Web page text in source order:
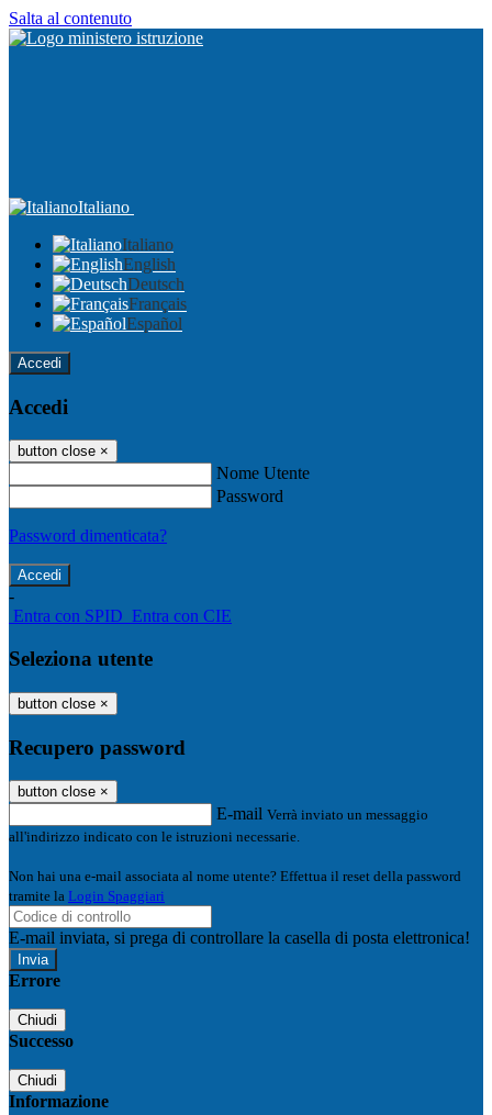
Salta al contenuto
Italiano
Italiano
English
Deutsch
Français
Español
Accedi
Accedi
button close ×
Nome Utente
Password
Password dimenticata?
-
Entra con SPID Entra con CIE
Seleziona utente
button close ×
Recupero password
button close ×
E-mail Verrà inviato un messaggio
all'indirizzo indicato con le istruzioni necessarie.
Non hai una e-mail associata al nome utente? Effettua il reset della password
tramite la Login Spaggiari
E-mail inviata, si prega di controllare la casella di posta elettronica!
Errore
Chiudi
Successo
Chiudi
Informazione